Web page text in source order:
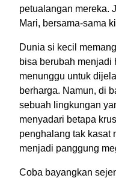
petualangan mereka.
Mari, bersama-sama
Dunia si kecil
bisa berubah menjadi
menunggu untuk
berharga. Namun, di
sebuah lingkungan
menyadari betapa
penghalang tak kasat
menjadi panggung
Coba bayangkan